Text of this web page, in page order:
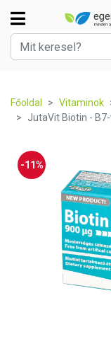
Főoldal Vitaminok
JutaVit Biotin -
-11%